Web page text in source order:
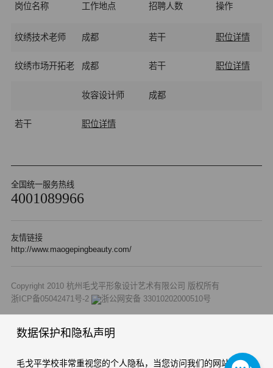
岗位名称 工作地点 招聘人数 操作
纹绣技术老师 成都 若干 职位详情
纹绣市场开拓老 成都 若干 职位详情
妆容设计师 成都
若干 职位详情
全国统一服务热线
4001089966
友情链接
http://www.maogepingbeauty.com/
Copyright 2010 杭州毛戈平形象设计艺术有限公司 版权所有
浙ICP备05042471号-2
浙公网安备 33010202000510号
数据保护和隐私声明
毛戈平学校非常重视您的个人隐私，当您访问我们的网站时，请